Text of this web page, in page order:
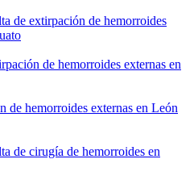
de extirpación de hemorroides
de hemorroides externas en
de hemorroides externas en León
de cirugía de hemorroides en